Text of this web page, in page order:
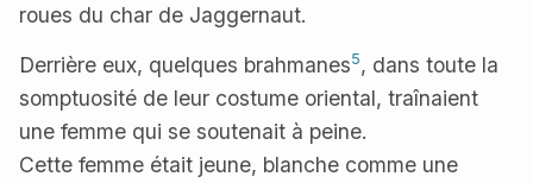
roues du char de Jaggernaut.
Derrière eux, quelques brahmanes5, dans toute la
somptuosité de leur costume oriental, traînaient
une femme qui se soutenait à peine.
Cette femme était jeune, blanche comme une